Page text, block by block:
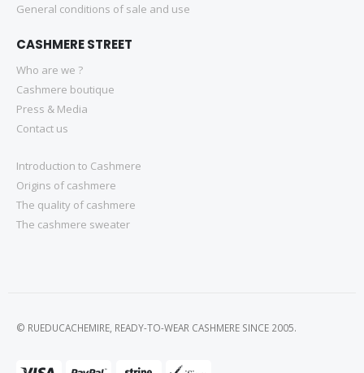
General conditions of sale and use
CASHMERE STREET
Who are we ?
Cashmere boutique
Press & Media
Contact us
Introduction to Cashmere
Origins of cashmere
The quality of cashmere
The cashmere sweater
© RUEDUCACHEMIRE, READY-TO-WEAR CASHMERE SINCE 2005.